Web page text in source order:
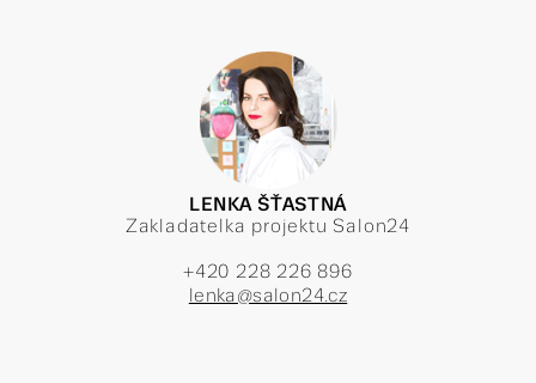
LENKA ŠŤASTNÁ
Zakladatelka projektu Salon24
+420 228 226 896
lenka@salon24.cz